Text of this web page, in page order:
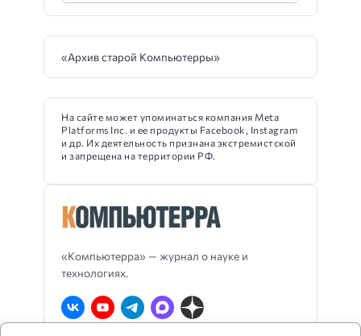
«Компьютерра» — журнал о науке и
технологиях.
«Архив старой Компьютерры»
На сайте может упоминаться компания Meta
Platforms Inc. и ее продукты Facebook, Instagram
и др. Их деятельность признана экстремистской
и запрещена на территории РФ.